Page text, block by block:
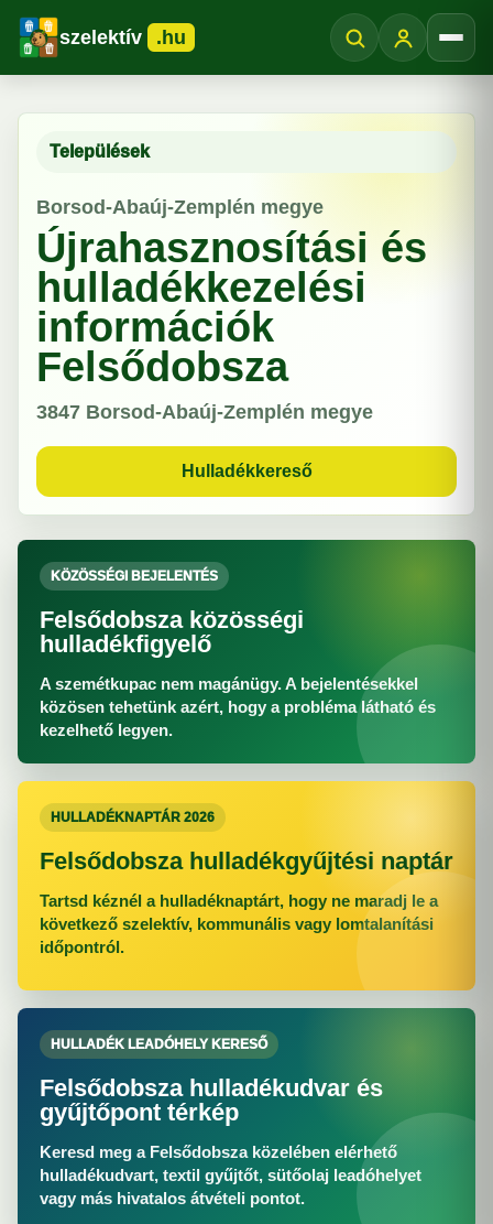
szelektív .hu
Települések
Borsod-Abaúj-Zemplén megye
Újrahasznosítási és
hulladékkezelési
információk
Felsődobsza
3847 Borsod-Abaúj-Zemplén megye
Hulladékkereső
KÖZÖSSÉGI BEJELENTÉS
Felsődobsza közösségi
hulladékfigyelő
A szemétkupac nem magánügy. A bejelentésekkel
közösen tehetünk azért, hogy a probléma látható és
kezelhető legyen.
HULLADÉKNAPTÁR 2026
Felsődobsza hulladékgyűjtési naptár
Tartsd kéznél a hulladéknaptárt, hogy ne maradj le a
következő szelektív, kommunális vagy lomtalanítási
időpontról.
HULLADÉK LEADÓHELY KERESŐ
Felsődobsza hulladékudvar és
gyűjtőpont térkép
Keresd meg a Felsődobsza közelében elérhető
hulladékudvart, textil gyűjtőt, sütőolaj leadóhelyet
vagy más hivatalos átvételi pontot.